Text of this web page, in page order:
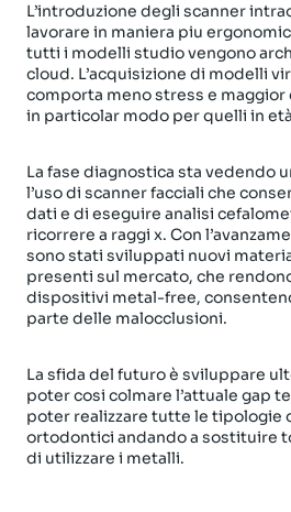
L’introduzione degli scanner
lavorare in maniera piu
tutti i modelli studio vengono
cloud. L’acquisizione di modelli
comporta meno stress e
in particolar modo per quelli in
La fase diagnostica sta vedendo
l’uso di scanner facciali che
dati e di eseguire analisi
ricorrere a raggi x. Con
sono stati sviluppati nuovi
presenti sul mercato, che
dispositivi metal-free,
parte delle malocclusioni.
La sfida del futuro è sviluppare
poter cosi colmare l’attuale gap
poter realizzare tutte le tipologie
ortodontici andando a sostituire
di utilizzare i metalli.